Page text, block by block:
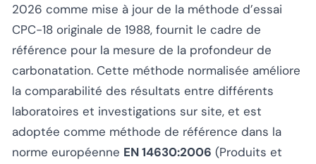
2026 comme mise à jour de la méthode d’essai
CPC-18 originale de 1988, fournit le cadre de
référence pour la mesure de la profondeur de
carbonatation. Cette méthode normalisée améliore
la comparabilité des résultats entre différents
laboratoires et investigations sur site, et est
adoptée comme méthode de référence dans la
norme européenne EN 14630:2006 (Produits et